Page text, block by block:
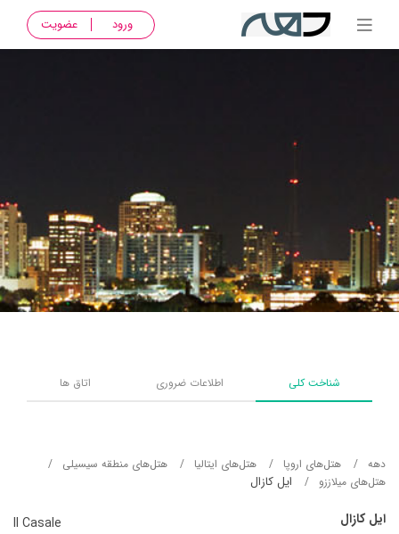
ورود عضویت
شناخت کلی اطلاعات ضروری اتاق ها
دهه هتل‌های اروپا هتل‌های ایتالیا
هتل‌های منطقه سیسیلی
هتل‌های میلاززو
ایل کازال
ایل کازال Il Casale